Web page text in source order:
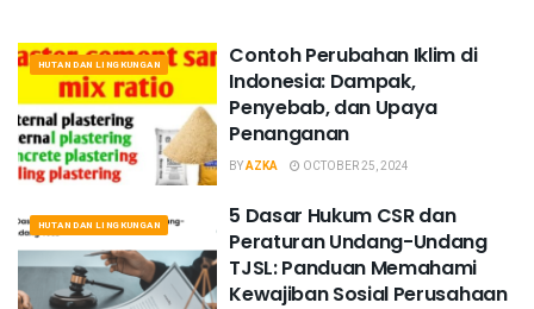
HUTAN DAN LINGKUNGAN
Contoh Perubahan Iklim di
Indonesia: Dampak,
Penyebab, dan Upaya
Penanganan
BYAZKA OCTOBER 25, 2024
HUTAN DAN LINGKUNGAN
5 Dasar Hukum CSR dan
Peraturan Undang-Undang
TJSL: Panduan Memahami
Kewajiban Sosial Perusahaan